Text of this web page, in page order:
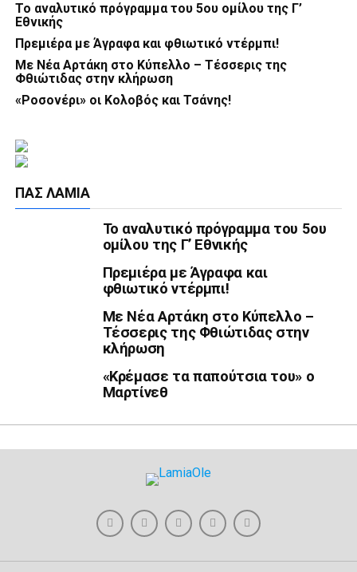
Το αναλυτικό πρόγραμμα του 5ου ομίλου της Γ’
Εθνικής
Πρεμιέρα με Άγραφα και φθιωτικό ντέρμπι!
Με Νέα Αρτάκη στο Κύπελλο – Τέσσερις της
Φθιώτιδας στην κλήρωση
«Ροσονέρι» οι Κολοβός και Τσάνης!
ΠΑΣ ΛΑΜΊΑ
Το αναλυτικό πρόγραμμα του 5ου
ομίλου της Γ’ Εθνικής
Πρεμιέρα με Άγραφα και
φθιωτικό ντέρμπι!
Με Νέα Αρτάκη στο Κύπελλο –
Τέσσερις της Φθιώτιδας στην
κλήρωση
«Κρέμασε τα παπούτσια του» ο
Μαρτίνεθ